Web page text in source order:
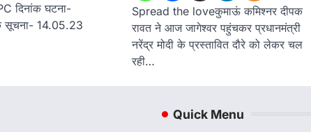
दिनांक घटना-
सूचना- 14.05.23
Spread the loveकुमाऊं कमिश्नर दीपक
रावत ने आज जागेश्वर पहुंचकर प्रधानमंत्री
नरेंद्र मोदी के प्रस्तावित दौरे को लेकर चल
रही…
Quick Menu